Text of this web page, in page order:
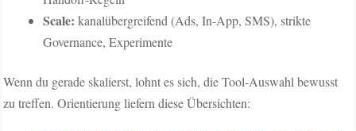
Scale: kanalübergreifend (Ads, In-App, SMS), strikte
Governance, Experimente
Wenn du gerade skalierst, lohnt es sich, die Tool-Auswahl bewusst
zu treffen. Orientierung liefern diese Übersichten: